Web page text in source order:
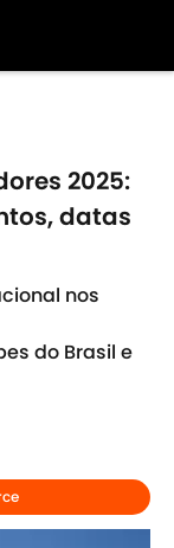
2025:
datas
nos
do Brasil e